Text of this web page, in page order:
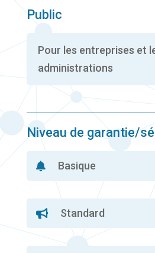
Public
Pour les entreprises et
administrations
Niveau de garantie/
 Basique
 Standard